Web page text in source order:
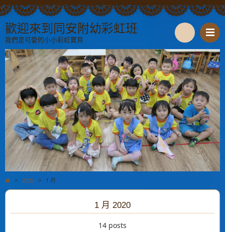
歡迎來到同安附幼彩虹班
我們是可愛的小小彩虹寶貝
S
e
a
r
c
h
> 2020 > 1 月
1 月 2020
14 posts